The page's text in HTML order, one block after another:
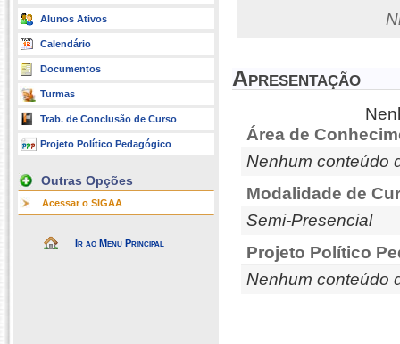
Alunos Ativos
Calendário
Documentos
Turmas
Trab. de Conclusão de Curso
Projeto Político Pedagógico
Outras Opções
Acessar o SIGAA
Ir ao Menu Principal
Apresentação
Área de
Nenhum conteúdo
Modalidade de
Semi-Presencial
Projeto Político
Nenhum conteúdo